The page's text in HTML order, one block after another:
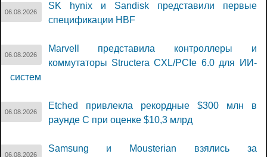
06.08.2026
SK hynix и Sandisk представили первые
спецификации HBF
06.08.2026
Marvell представила контроллеры и
коммутаторы Structera CXL/PCIe 6.0 для ИИ-
систем
06.08.2026
Etched привлекла рекордные $300 млн в
раунде C при оценке $10,3 млрд
06.08.2026
Samsung и Mousterian взялись за